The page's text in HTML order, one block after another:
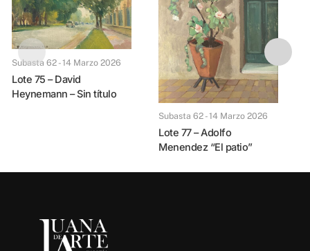
Subasta 62 - 14 Marzo 2026
Lote 75 – David
Heynemann – Sin título
Subasta 62 - 14 Marzo 2026
Lote 77 – Adolfo
Menendez “El patio”